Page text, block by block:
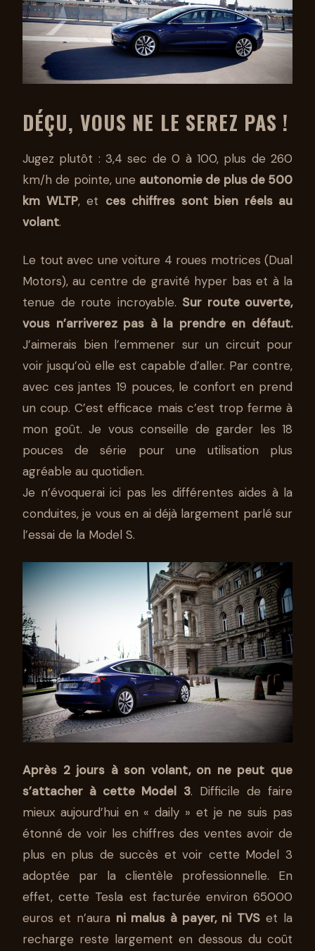
DÉÇU, VOUS NE LE SEREZ PAS !
Jugez plutôt : 3,4 sec de 0 à 100, plus de 260
km/h de pointe, une autonomie de plus de 500
km WLTP, et ces chiffres sont bien réels au
volant.
Le tout avec une voiture 4 roues motrices (Dual
Motors), au centre de gravité hyper bas et à la
tenue de route incroyable. Sur route ouverte,
vous n’arriverez pas à la prendre en défaut.
J’aimerais bien l’emmener sur un circuit pour
voir jusqu’où elle est capable d’aller. Par contre,
avec ces jantes 19 pouces, le confort en prend
un coup. C’est efficace mais c’est trop ferme à
mon goût. Je vous conseille de garder les 18
pouces de série pour une utilisation plus
agréable au quotidien.
Je n’évoquerai ici pas les différentes aides à la
conduites, je vous en ai déjà largement parlé sur
l’essai de la Model S.
Après 2 jours à son volant, on ne peut que
s’attacher à cette Model 3. Difficile de faire
mieux aujourd’hui en « daily » et je ne suis pas
étonné de voir les chiffres des ventes avoir de
plus en plus de succès et voir cette Model 3
adoptée par la clientèle professionnelle. En
effet, cette Tesla est facturée environ 65000
euros et n’aura ni malus à payer, ni TVSet la
recharge reste largement en dessous du coût